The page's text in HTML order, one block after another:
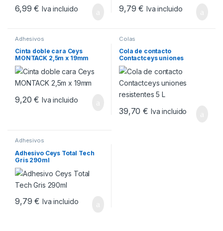
6,99€ Iva incluido 9,79€ Iva incluido
Adhesivos
Cinta doble cara Ceys
MONTACK 2,5m x 19mm
9,20€ Iva incluido
Colas
Cola de contacto
Contactceys uniones
resistentes 5 L
39,70€ Iva incluido
Adhesivos
Adhesivo Ceys Total Tech
Gris 290ml
9,79€ Iva incluido